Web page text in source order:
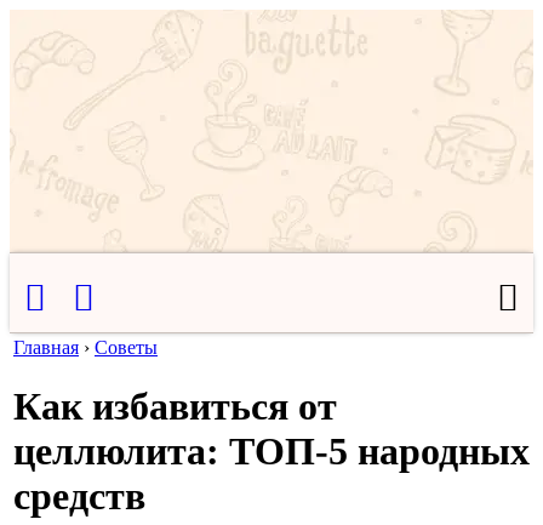
Главная › Советы
Как избавиться от
целлюлита: ТОП-5 народных
средств